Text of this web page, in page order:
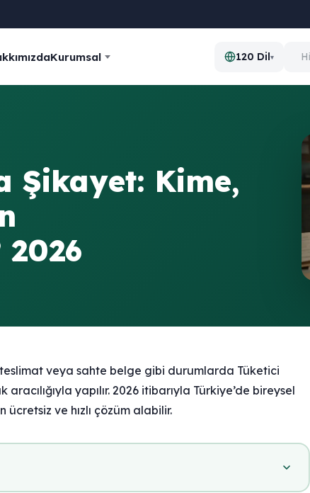
Kurumsal 120 Dil▾
Şikayet: Kime,
veya sahte belge gibi durumlarda Tüketici
yapılır. 2026 itibarıyla Türkiye’de bireysel
ücretsiz ve hızlı çözüm alabilir.